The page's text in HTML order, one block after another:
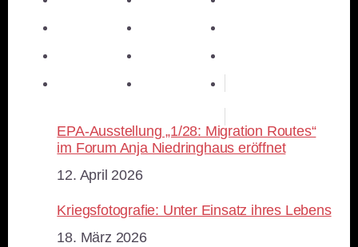
EPA-Ausstellung „1/28: Migration Routes“
im Forum Anja Niedringhaus eröffnet
Datum
12. April 2026
Kriegsfotografie: Unter Einsatz ihres Lebens
Datum
18. März 2026